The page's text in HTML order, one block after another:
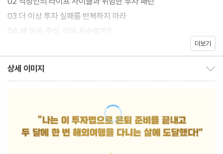
그는 복잡하고 시간이 많이 드는 투자법은 직장인에게는 맞지 않다
고 말하며, “게으르게 투자하고 확실하게 부자 되는 방법”을 설명한
다. 그가 찾아낸 정답은 ‘단 3개의 미국 ETF 투자법’이다. S&P50
0 ETF로 미국 경제 성장에 따른 꾸준한 자산 증가를 추구하며, 기
술주 중심의 QQQ로 추가적인 고성장을 노리고, 여기에 SCHD를
저자는 불과 5년 만에 자산을 400% 성장시키고 은퇴 준비까지 끝
낼 수 있었다.
03 더 이상 투자 실패를 반복하지 마라
04 왜 미국 주식, 미국 지수일까?
07 투자에 앞서 정비해야 할 3가지 마인드셋
2장 - 은퇴 계획은 이렇게 세워라
01 나만의 경제적 자유 기준을 세워라
더보기
상세 이미지